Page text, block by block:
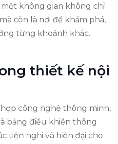
không gian không chỉ
còn là nơi để khám phá,
từng khoảnh khắc.
thiết kế nội
công nghệ thông minh,
bảng điều khiển thông
tiện nghi và hiện đại cho